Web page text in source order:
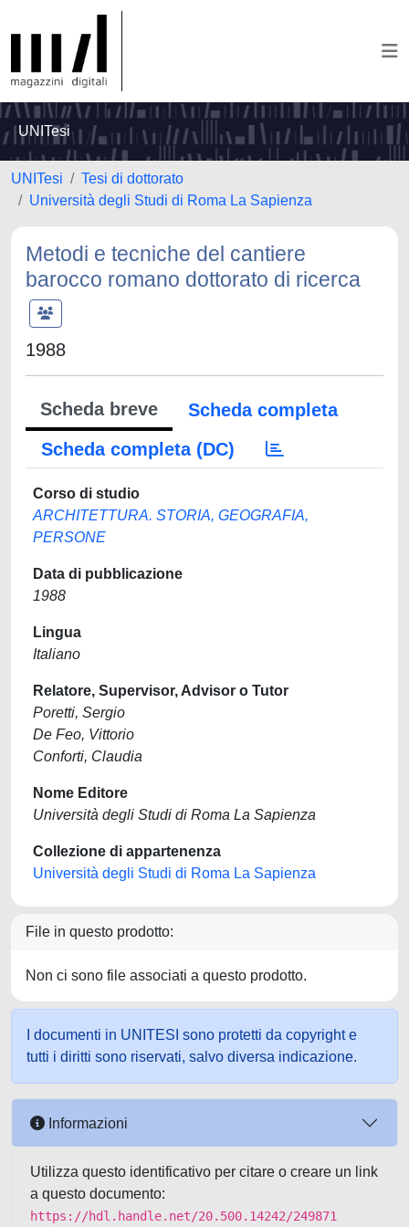
UNITesi
UNITesi
Tesi di dottorato
Università degli Studi di Roma La Sapienza
Metodi e tecniche del cantiere
barocco romano dottorato di ricerca
1988
Scheda breve
Scheda completa
Scheda completa (DC)
Corso di studio
ARCHITETTURA. STORIA, GEOGRAFIA,
PERSONE
Data di pubblicazione
1988
Lingua
Italiano
Relatore, Supervisor, Advisor o Tutor
Poretti, Sergio
De Feo, Vittorio
Conforti, Claudia
Nome Editore
Università degli Studi di Roma La Sapienza
Collezione di appartenenza
Università degli Studi di Roma La Sapienza
File in questo prodotto:
Non ci sono file associati a questo prodotto.
I documenti in UNITESI sono protetti da copyright e
tutti i diritti sono riservati, salvo diversa indicazione.
Informazioni
Utilizza questo identificativo per citare o creare un link
a questo documento:
https://hdl.handle.net/20.500.14242/249871